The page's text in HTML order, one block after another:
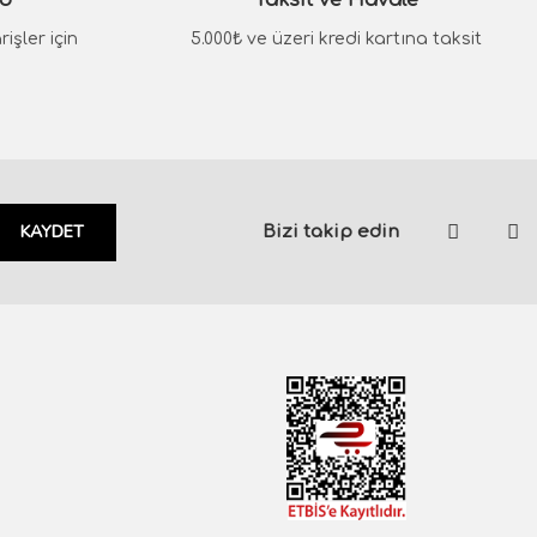
için 5.000₺ ve üzeri kredi kartına taksit
KAYDET Bizi takip edin